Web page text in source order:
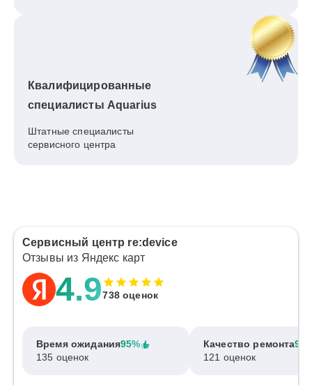
Квалифицированные
специалисты Aquarius
Штатные специалисты
сервисного центра
Сервисный центр re:device
Отзывы из Яндекс карт
4.9738 оценок
Время ожидания95%
135 оценок
Качество ремонта
121 оценок